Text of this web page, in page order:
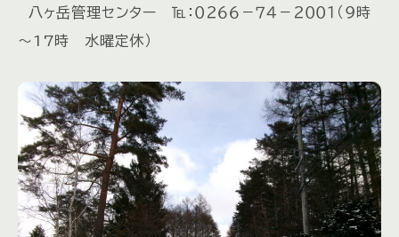
八ヶ岳管理センター ℡：０２６６－７４－２００１（９時
～17時 水曜定休）